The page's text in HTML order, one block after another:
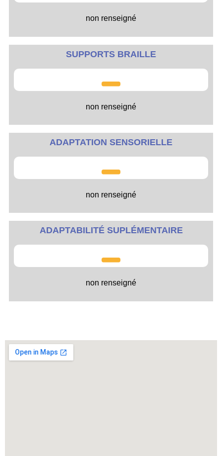
non renseigné
SUPPORTS BRAILLE
non renseigné
ADAPTATION SENSORIELLE
non renseigné
ADAPTABILITÉ SUPLÉMENTAIRE
non renseigné